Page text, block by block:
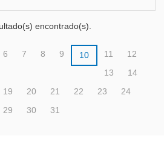
encontrado(s).
6 7 8 9 10 11
12
13
14
19 20 21 22 23
24
29 30 31